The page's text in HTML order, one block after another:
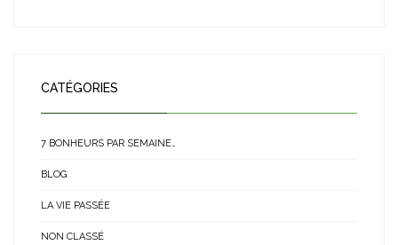
CATÉGORIES
7 BONHEURS PAR SEMAINE…
BLOG
LA VIE PASSÉE
NON CLASSÉ